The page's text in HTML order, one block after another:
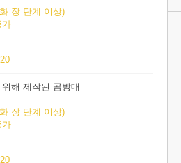
장 단계 이상)
해 제작된 곰방대
장 단계 이상)